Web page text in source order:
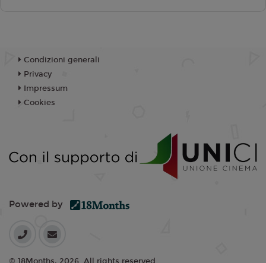
Condizioni generali
Privacy
Impressum
Cookies
Powered by